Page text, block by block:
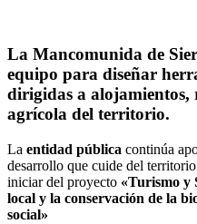
La Mancomunida de
equipo para diseñar
dirigidas a alojamientos,
agrícola del territorio.
La entidad pública continúa
desarrollo que cuide del
iniciar del proyecto «Turismo y
local y la conservación de la
social»